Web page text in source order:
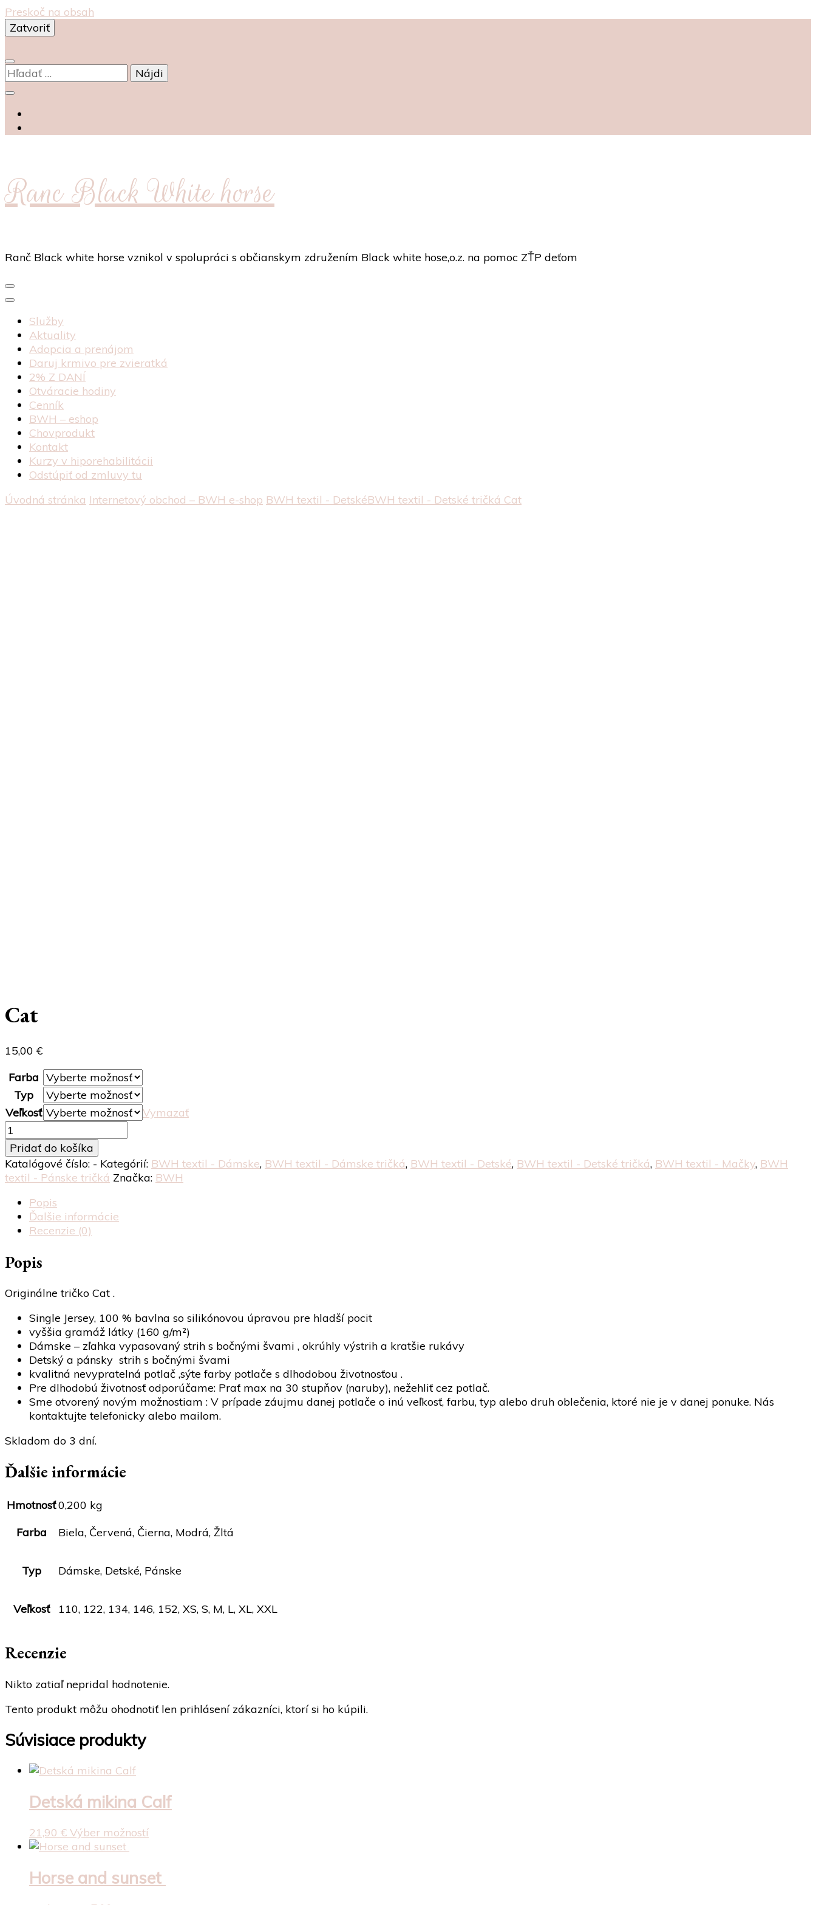
Preskoč na obsah
Zatvoriť
Hľadať:
Ranc Black White horse
Ranč Black white horse vznikol v spolupráci s občianskym združením Black white hose,o.z. na pomoc ZŤP deťom
Služby
Aktuality
Adopcia a prenájom
Daruj krmivo pre zvieratká
2% Z DANÍ
Otváracie hodiny
Cenník
BWH – eshop
Chovprodukt
Kontakt
Kurzy v hiporehabilitácii
Odstúpiť od zmluvy tu
Úvodná stránka Internetový obchod – BWH e-shop BWH textil - DetskéBWH textil - Detské tričká Cat
Cat
15,00 €
Farba
Typ
Veľkosť
Vymazať
množstvo
Cat
Pridať do košíka
Katalógové číslo: - Kategórií: BWH textil - Dámske, BWH textil - Dámske tričká, BWH textil - Detské, BWH textil - Detské tričká, BWH textil - Mačky, BWH
textil - Pánske tričká Značka: BWH
Popis
Ďalšie informácie
Recenzie (0)
Popis
Originálne tričko Cat .
Single Jersey, 100 % bavlna so silikónovou úpravou pre hladší pocit
vyššia gramáž látky (160 g/m²)
Dámske – zľahka vypasovaný strih s bočnými švami , okrúhly výstrih a kratšie rukávy
Detský a pánsky strih s bočnými švami
kvalitná nevypratelná potlač ,sýte farby potlače s dlhodobou životnosťou .
Pre dlhodobú životnosť odporúčame: Prať max na 30 stupňov (naruby), nežehliť cez potlač.
Sme otvorený novým možnostiam : V prípade záujmu danej potlače o inú veľkosť, farbu, typ alebo druh oblečenia, ktoré nie je v danej ponuke. Nás
kontaktujte telefonicky alebo mailom.
Skladom do 3 dní.
Ďalšie informácie
Hmotnosť0,200 kg
Farba
Biela, Červená, Čierna, Modrá, Žltá
Typ Dámske, Detské, Pánske
Veľkosť 110, 122, 134, 146, 152, XS, S, M, L, XL, XXL
Recenzie
Nikto zatiaľ nepridal hodnotenie.
Tento produkt môžu ohodnotiť len prihlásení zákazníci, ktorí si ho kúpili.
Súvisiace produkty
Detská mikina Calf
21,90 € Výber možnostíTento
viacero
variantov.
Horse and sunset